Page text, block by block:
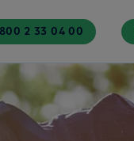
2 33 04 00